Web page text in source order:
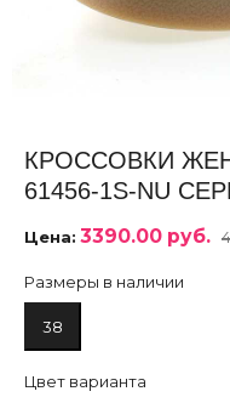
КРОССОВКИ
61456-1S-NU
Цена: 3390.00 руб.
Размеры в наличии
38
Цвет варианта